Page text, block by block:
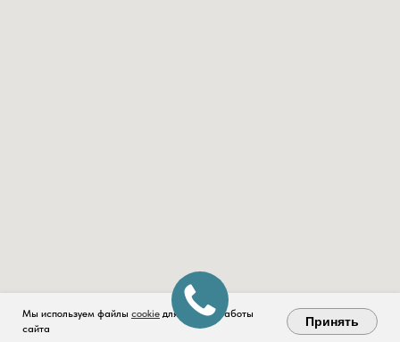
Мы используем файлы cookie для лучшей работы
сайта
Принять